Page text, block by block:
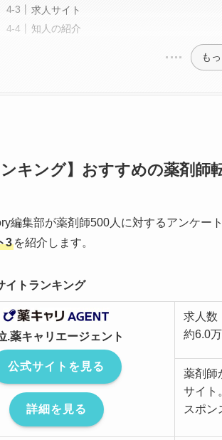
求人サイト
知人の紹介
も
ンキング】おすすめの薬剤師
編集部が薬剤師500人に対するアンケー
3 を紹介します。
イトランキング
.薬キャリエージェント
公式サイトを見る
詳細を見る
求人数
約6.0
薬剤師
サイト
スポン